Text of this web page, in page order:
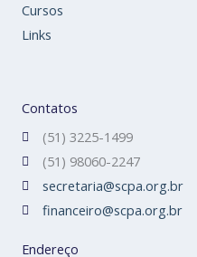
Cursos
Links
Contatos
(51) 3225-1499
(51) 98060-2247
secretaria@scpa.org.br
financeiro@scpa.org.br
Endereço